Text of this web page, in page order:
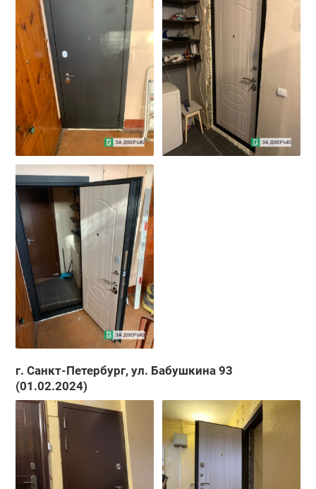
г. Санкт-Петербург, ул. Бабушкина 93
(01.02.2024)